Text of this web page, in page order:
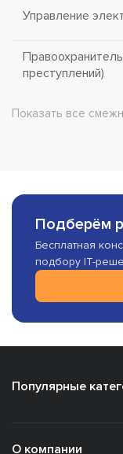
Управление
преступлений)
Показать все
Подберём
Бесплатная
подбору IT-
Популярные
О компании